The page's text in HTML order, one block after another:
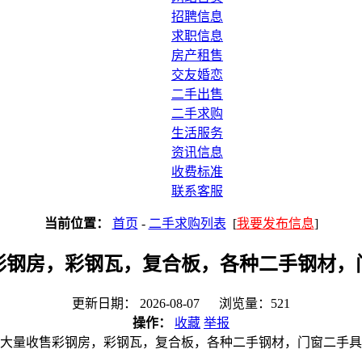
招聘信息
求职信息
房产租售
交友婚恋
二手出售
二手求购
生活服务
资讯信息
收费标准
联系客服
当前位置： 首页 - 二手求购列表 [我要发布信息]
钢房，彩钢瓦，复合板，各种二手钢材，
更新日期： 2026-08-07 浏览量：521
操作：
收藏 举报
大量收售彩钢房，彩钢瓦，复合板，各种二手钢材，门窗二手具